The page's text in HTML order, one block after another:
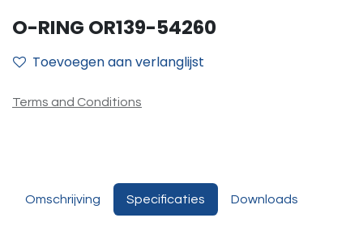
O-RING OR139-54260
Toevoegen aan verlanglijst
Terms and Conditions
Omschrijving Specificaties Downloads